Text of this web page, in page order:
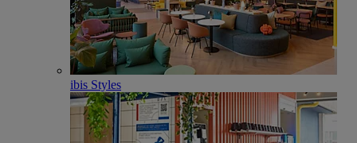
ibis Styles